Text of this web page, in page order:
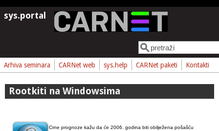
Skoči na glavni sadržaj
sys.portal
Obrazac pretrage
Pretraga
Arhiva seminara CARNet web sys.help CARNet paketi Kontakti
Rootkiti na Windowsima
Crne prognoze kažu da će 2006. godina biti obilježena pošašću